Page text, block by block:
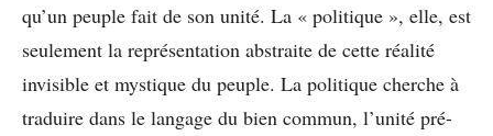
qu’un peuple fait de son unité. La « politique », elle, est
seulement la représentation abstraite de cette réalité
invisible et mystique du peuple. La politique cherche à
traduire dans le langage du bien commun, l’unité pré-